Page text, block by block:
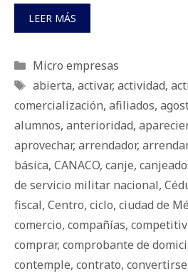
LEER MÁS
Categorías
Micro empresas
Etiquetas
abierta, activar, actividad,
comercialización, afiliados,
alumnos, anterioridad,
aprovechar, arrendador,
básica, CANACO, canje,
de servicio militar nacional,
fiscal, Centro, ciclo, ciudad de
comercio, compañías,
comprar, comprobante de
contemple, contrato, convertirse